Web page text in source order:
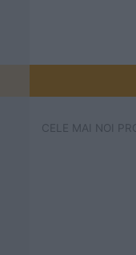
CELE MAI NOI